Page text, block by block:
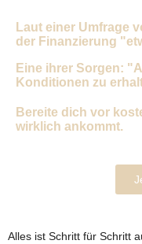
Laut einer Umfrage
der Finanzierung
Eine ihrer Sorgen:
Konditionen zu
Bereite dich vor
wirklich ankommt.
Alles ist Schritt für Schritt